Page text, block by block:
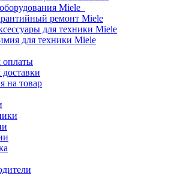
Miele
ремонт Miele
для техники Miele
для техники Miele
оплаты
на товар